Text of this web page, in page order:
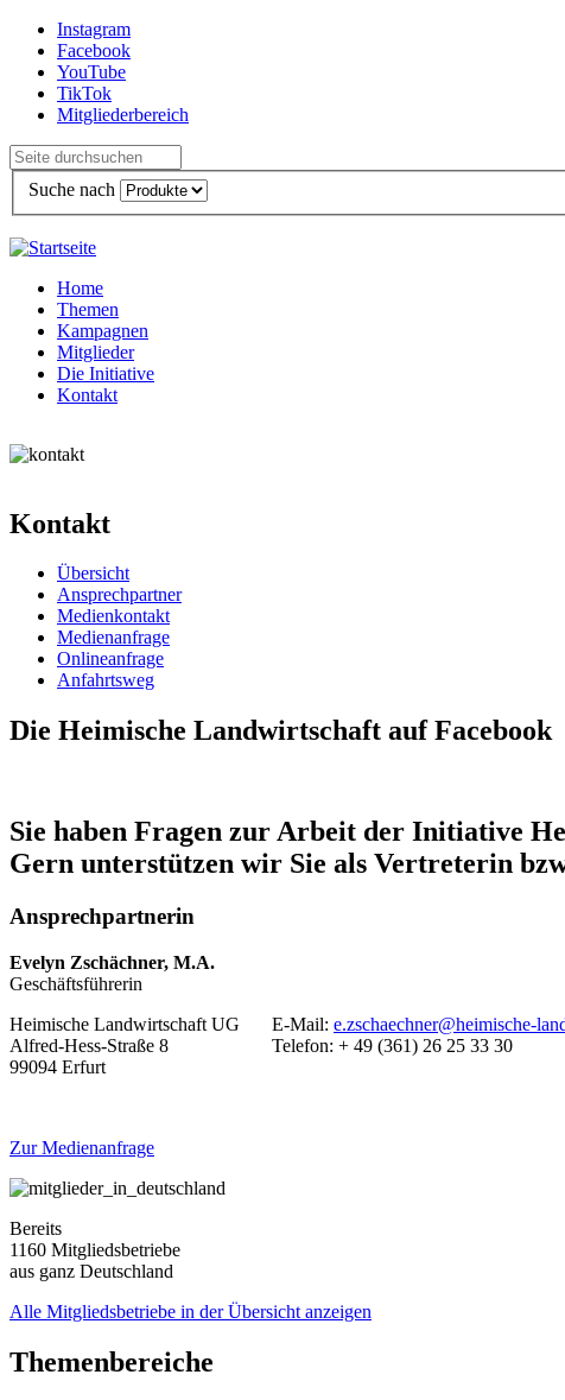
Direkt zum Inhalt
Instagram
Facebook
YouTube
TikTok
Mitgliederbereich
Suche nach
Home
Themen
Kampagnen
Mitglieder
Die Initiative
Kontakt
Kontakt
Übersicht
Ansprechpartner
Medienkontakt
Medienanfrage
Onlineanfrage
Anfahrtsweg
Die Heimische Landwirtschaft auf Facebook
Sie haben Fragen zur Arbeit der Initiative
Gern unterstützen wir Sie als Vertreterin
Ansprechpartnerin
Evelyn Zschächner, M.A.
Geschäftsführerin
Heimische Landwirtschaft UG
Alfred-Hess-Straße 8
99094 Erfurt
E-Mail: e.zschaechner@heimische-
Telefon: + 49 (361) 26 25 33 30
Zur Medienanfrage
Bereits
1160 Mitgliedsbetriebe
aus ganz Deutschland
Alle Mitgliedsbetriebe in der Übersicht anzeigen
Themenbereiche